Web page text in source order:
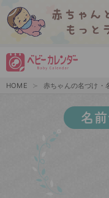
HOME 赤ちゃんの名づけ・
名前